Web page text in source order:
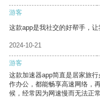
游客
这款app是我社交的好帮手，
2024-10-21
游客
这款加速器app简直是居家旅
作办公，都能畅享高速网络，
候，经常因为网速慢而无法正